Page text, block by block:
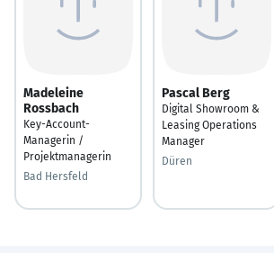
Madeleine
Rossbach
Key-Account-
Managerin /
Projektmanagerin
Bad Hersfeld
Pascal Berg
Digital Showroom &
Leasing Operations
Manager
Düren